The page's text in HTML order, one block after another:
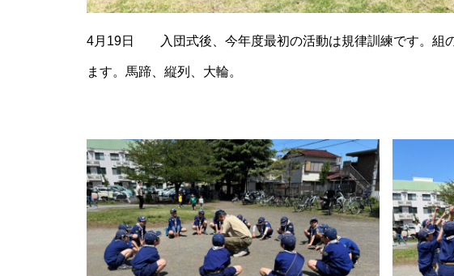
4月19日 入団式後、今年度最初の活動は規律訓練です。組
ます。馬蹄、縦列、大輪。